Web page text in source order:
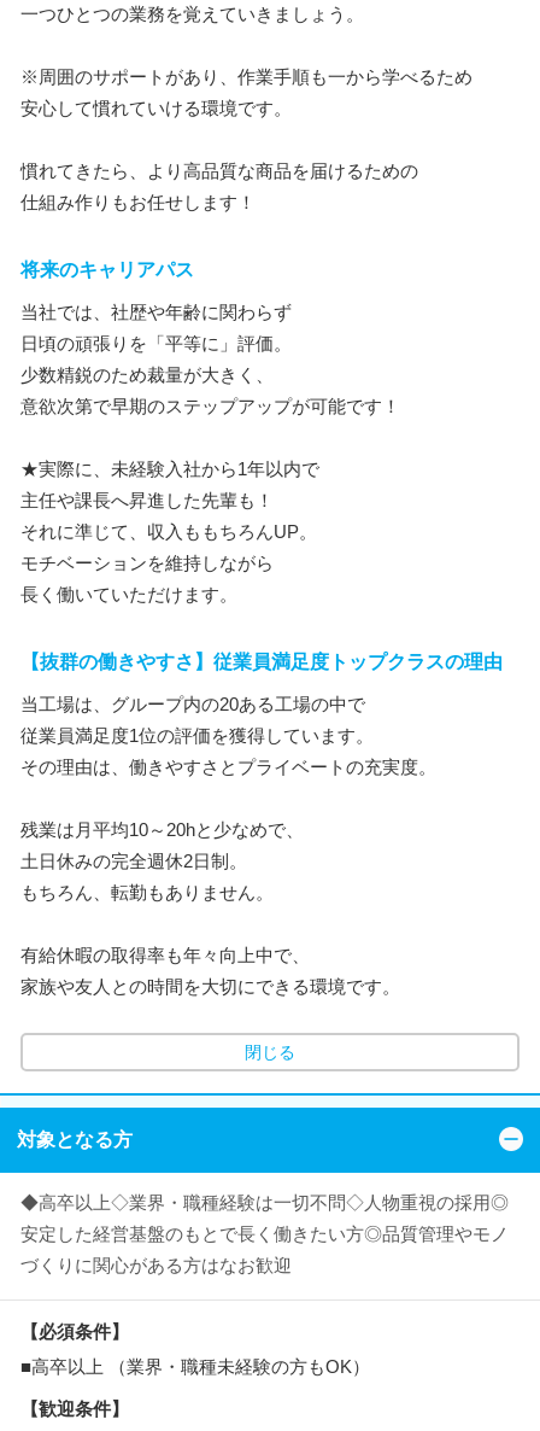
一つひとつの業務を覚えていきましょう。
※周囲のサポートがあり、作業手順も一から学べるため
安心して慣れていける環境です。
慣れてきたら、より高品質な商品を届けるための
仕組み作りもお任せします！
将来のキャリアパス
当社では、社歴や年齢に関わらず
日頃の頑張りを「平等に」評価。
少数精鋭のため裁量が大きく、
意欲次第で早期のステップアップが可能です！
★実際に、未経験入社から1年以内で
主任や課長へ昇進した先輩も！
それに準じて、収入ももちろんUP。
モチベーションを維持しながら
長く働いていただけます。
【抜群の働きやすさ】従業員満足度トップクラスの理由
当工場は、グループ内の20ある工場の中で
従業員満足度1位の評価を獲得しています。
その理由は、働きやすさとプライベートの充実度。
残業は月平均10～20hと少なめで、
土日休みの完全週休2日制。
もちろん、転勤もありません。
有給休暇の取得率も年々向上中で、
家族や友人との時間を大切にできる環境です。
閉じる
対象となる方
◆高卒以上◇業界・職種経験は一切不問◇人物重視の採用◎
安定した経営基盤のもとで長く働きたい方◎品質管理やモノ
づくりに関心がある方はなお歓迎
【必須条件】
■高卒以上 （業界・職種未経験の方もOK）
【歓迎条件】